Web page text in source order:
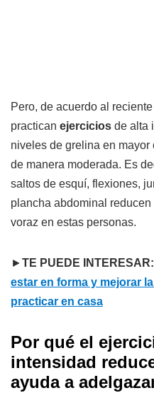
Pero, de acuerdo al
practican ejercicios de alta
niveles de grelina en
de manera moderada. Es
saltos de esquí, flexiones,
plancha abdominal
voraz en estas personas.
►TE PUEDE INTERESAR:
estar en forma y mejorar
practicar en casa
Por qué el
intensidad
ayuda a